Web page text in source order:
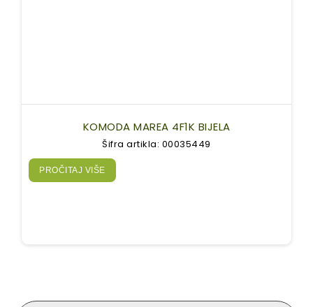
KOMODA MAREA 4F1K BIJELA
Šifra artikla: 00035449
PROČITAJ VIŠE